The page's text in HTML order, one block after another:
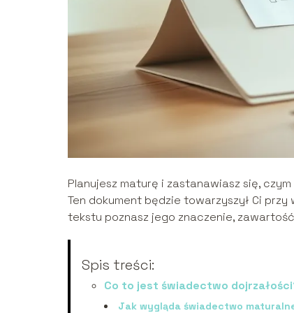
Planujesz maturę i zastanawiasz się,
Ten dokument będzie towarzyszył Ci
tekstu poznasz jego znaczenie,
Spis treści:
Co to jest świadectwo
Jak wygląda świadectwo